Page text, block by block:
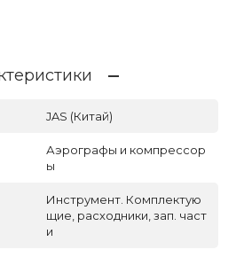
JAS (Китай)
Аэрографы и компрессор
ы
Инструмент. Комплектую
щие, расходники, зап. част
и